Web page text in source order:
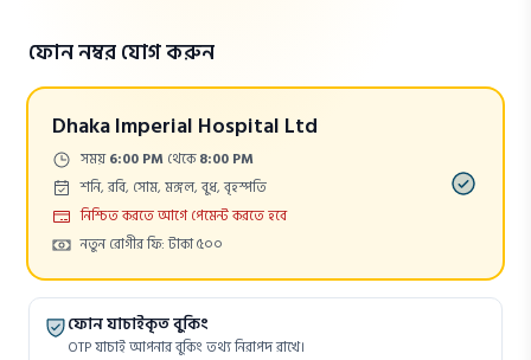
ফোন নম্বর যোগ করুন
Dhaka Imperial Hospital Ltd
Time:সময়6:00 PM থেকে8:00 PM
Days:শনি, রবি, সোম, মঙ্গল, বুধ, বৃহস্পতি
Paymentনিশ্চিত করতে আগে পেমেন্ট করতে হবে
Cost:নতুন রোগীর ফি: টাকা ৫০০
ফোন যাচাইকৃত বুকিং
OTP যাচাই আপনার বুকিং তথ্য নিরাপদ রাখে।